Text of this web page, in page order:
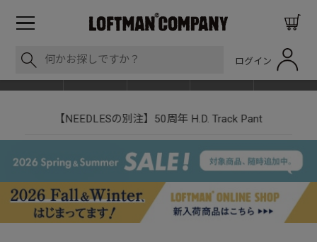
ログイン
【NEEDLESの別注】50周年 H.D. Track Pant